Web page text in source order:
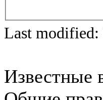
Last modified:
Известные